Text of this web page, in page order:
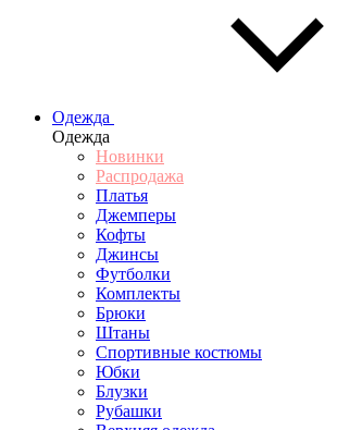
Одежда
Одежда
Новинки
Распродажа
Платья
Джемперы
Кофты
Джинсы
Футболки
Комплекты
Брюки
Штаны
Спортивные костюмы
Юбки
Блузки
Рубашки